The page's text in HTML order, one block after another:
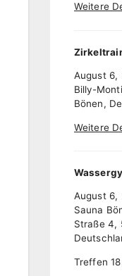
Weitere
August 6,
Billy-
Bönen,
Weitere
August 6,
Sauna
Straße 4,
Treffen